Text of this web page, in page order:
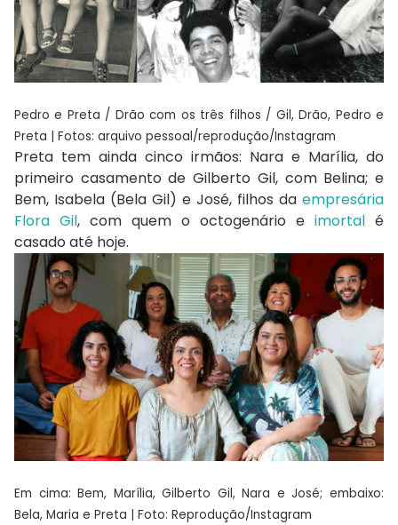
Pedro e Preta / Drão com os três filhos / Gil, Drão, Pedro e
Preta | Fotos: arquivo pessoal/reprodução/Instagram
Preta tem ainda cinco irmãos: Nara e Marília, do
primeiro casamento de Gilberto Gil, com Belina; e
Bem, Isabela (Bela Gil) e José, filhos da empresária
Flora Gil, com quem o octogenário e imortal é
casado até hoje.
Em cima: Bem, Marília, Gilberto Gil, Nara e José; embaixo:
Bela, Maria e Preta | Foto: Reprodução/Instagram